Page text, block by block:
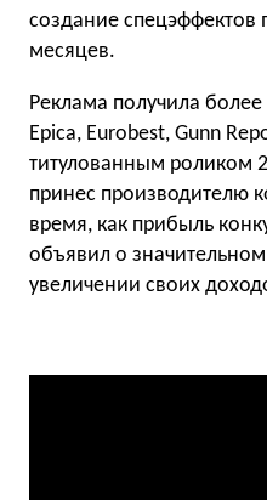
создание спецэффектов
месяцев.
Реклама получила более
Epica, Eurobest, Gunn
титулованным роликом
принес производителю
время, как прибыль
объявил о
увеличении своих